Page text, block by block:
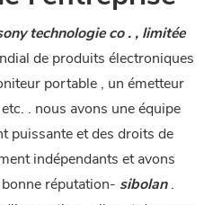
technologie co . , limitée
de produits électroniques
portable , un émetteur
. nous avons une équipe
puissante et des droits de
indépendants et avons
réputation- sibolan.